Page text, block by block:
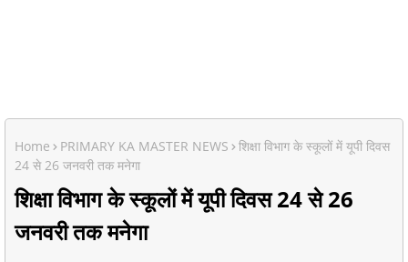
Home PRIMARY KA MASTER NEWS
शिक्षा विभाग के स्कूलों में यूपी दिवस
24 से 26 जनवरी तक मनेगा
शिक्षा विभाग के स्कूलों में यूपी दिवस 24 से 26
जनवरी तक मनेगा